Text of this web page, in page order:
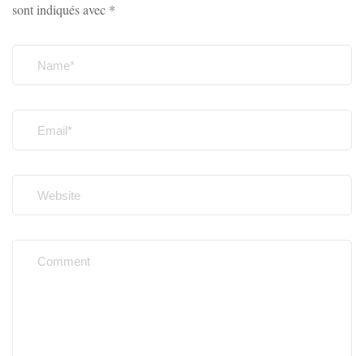
sont indiqués avec *